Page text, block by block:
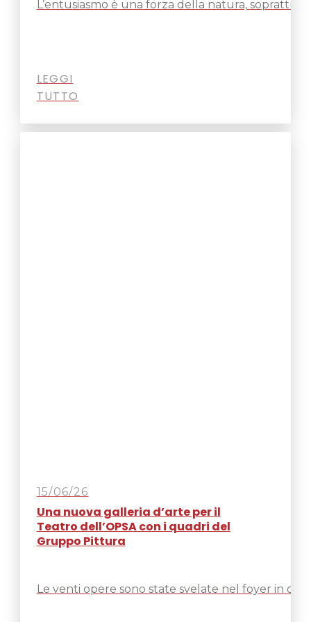
L’entusiasmo è una forza della natura,
LEGGI
TUTTO
15/06/26
Una nuova galleria d’arte per il
Teatro dell’OPSA con i quadri del
Gruppo Pittura
Le venti opere sono state svelate nel foyer in